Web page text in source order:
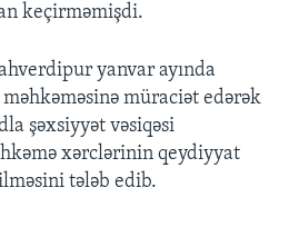
keçirməmişdi.
yanvar ayında
müraciət edərək
şəxsiyyət vəsiqəsi
xərclərinin qeydiyyat
tələb edib.